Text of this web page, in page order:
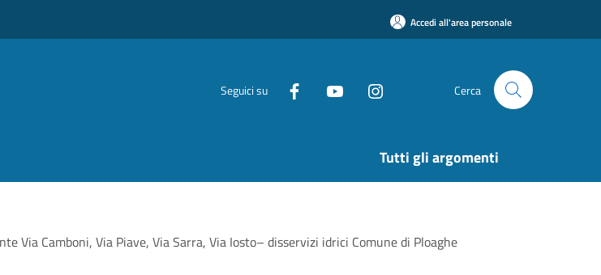
Accedi all'area personale
Seguici su Cerca
Tutti gli argomenti
Camboni, Via Piave, Via Sarra, Via Iosto– disservizi idrici Comune di Ploaghe